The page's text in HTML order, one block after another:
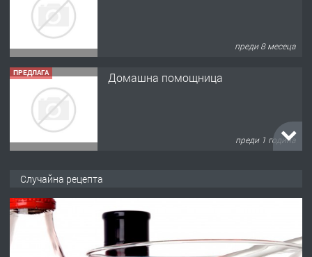
преди 8 месеца
ПРЕДЛАГА Домашна помощница
преди 1 година
Случайна рецепта